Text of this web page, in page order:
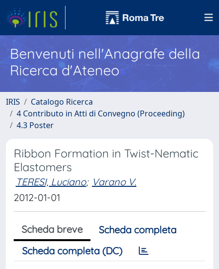
Benvenuti nell'Anagrafe della
Ricerca d'Ateneo
IRIS
Catalogo Ricerca
4 Contributo in Atti di Convegno (Proceeding)
4.3 Poster
Ribbon Formation in Twist-Nematic
Elastomers
TERESI, Luciano; Varano V.
2012-01-01
Scheda breve
Scheda completa
Scheda completa (DC)